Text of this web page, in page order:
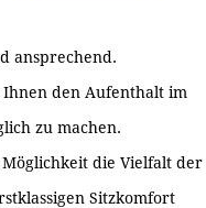
ansprechend.
Ihnen den Aufenthalt im
zu machen.
die Vielfalt der
Sitzkomfort